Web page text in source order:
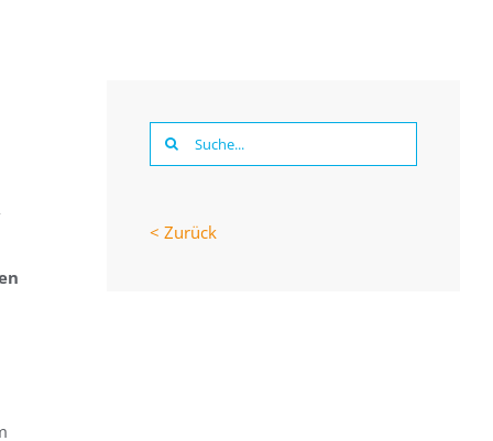
Suche
nach:
< Zurück